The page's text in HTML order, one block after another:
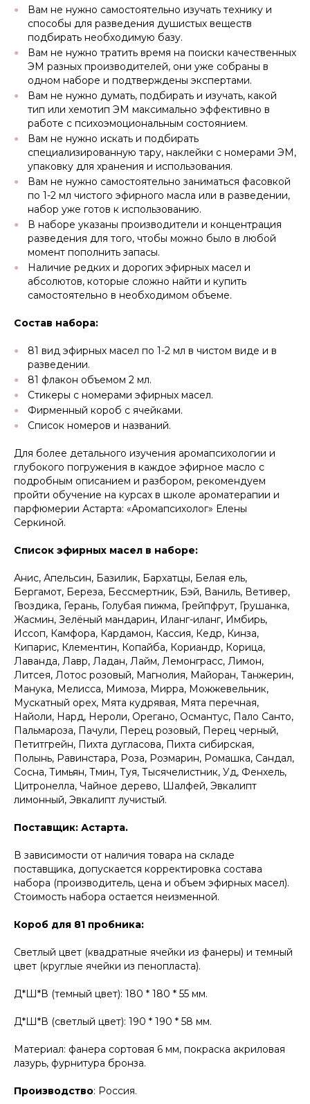
Вам не нужно самостоятельно изучать технику и
способы для разведения душистых веществ
подбирать необходимую базу.
Вам не нужно тратить время на поиски качественных
ЭМ разных производителей, они уже собраны в
одном наборе и подтверждены экспертами.
Вам не нужно думать, подбирать и изучать, какой
тип или хемотип ЭМ максимально эффективно в
работе с психоэмоциональным состоянием.
Вам не нужно искать и подбирать
специализированную тару, наклейки с номерами ЭМ,
упаковку для хранения и использования.
Вам не нужно самостоятельно заниматься фасовкой
по 1-2 мл чистого эфирного масла или в разведении,
набор уже готов к использованию.
В наборе указаны производители и концентрация
разведения для того, чтобы можно было в любой
момент пополнить запасы.
Наличие редких и дорогих эфирных масел и
абсолютов, которые сложно найти и купить
самостоятельно в необходимом объеме.
Состав набора:
81 вид эфирных масел по 1-2 мл в чистом виде и в
разведении.
81 флакон объемом 2 мл.
Стикеры с номерами эфирных масел.
Фирменный короб с ячейками.
Список номеров и названий.
Для более детального изучения аромапсихологии и
глубокого погружения в каждое эфирное масло с
подробным описанием и разбором, рекомендуем
пройти обучение на курсах в школе ароматерапии и
парфюмерии Астарта: «Аромапсихолог» Елены
Серкиной.
Список эфирных масел в наборе:
Анис, Апельсин, Базилик, Бархатцы, Белая ель,
Бергамот, Береза, Бессмертник, Бэй, Ваниль, Ветивер,
Гвоздика, Герань, Голубая пижма, Грейпфрут, Грушанка,
Жасмин, Зелёный мандарин, Иланг-иланг, Имбирь,
Иссоп, Камфора, Кардамон, Кассия, Кедр, Кинза,
Кипарис, Клементин, Копайба, Кориандр, Корица,
Лаванда, Лавр, Ладан, Лайм, Лемонграсс, Лимон,
Литсея, Лотос розовый, Магнолия, Майоран, Танжерин,
Манука, Мелисса, Мимоза, Мирра, Можжевельник,
Мускатный орех, Мята кудрявая, Мята перечная,
Найоли, Нард, Нероли, Орегано, Османтус, Пало Санто,
Пальмароза, Пачули, Перец розовый, Перец черный,
Петитгрейн, Пихта дугласова, Пихта сибирская,
Полынь, Равинстара, Роза, Розмарин, Ромашка, Сандал,
Сосна, Тимьян, Тмин, Туя, Тысячелистник, Уд, Фенхель,
Цитронелла, Чайное дерево, Шалфей, Эвкалипт
лимонный, Эвкалипт лучистый.
Поставщик: Астарта.
В зависимости от наличия товара на складе
поставщика, допускается корректировка состава
набора (производитель, цена и объем эфирных масел).
Стоимость набора остается неизменной.
Короб для 81 пробника:
Светлый цвет (квадратные ячейки из фанеры) и темный
цвет (круглые ячейки из пенопласта).
Д*Ш*В (темный цвет): 180 * 180 * 55 мм.
Д*Ш*В (светлый цвет): 190 * 190 * 58 мм.
Материал: фанера сортовая 6 мм, покраска акриловая
лазурь, фурнитура бронза.
Производство: Россия.